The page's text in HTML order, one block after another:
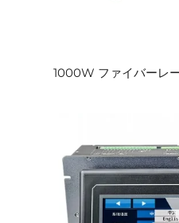
1000W ファイバーレ